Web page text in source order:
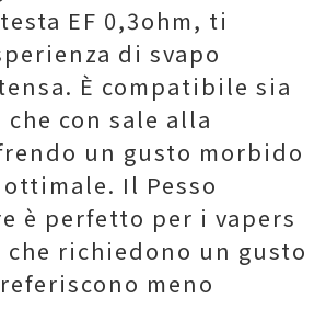
EF 0,3ohm, ti
di svapo
È compatibile sia
con sale alla
un gusto morbido
Il Pesso
è perfetto per i vapers
richiedono un gusto
meno